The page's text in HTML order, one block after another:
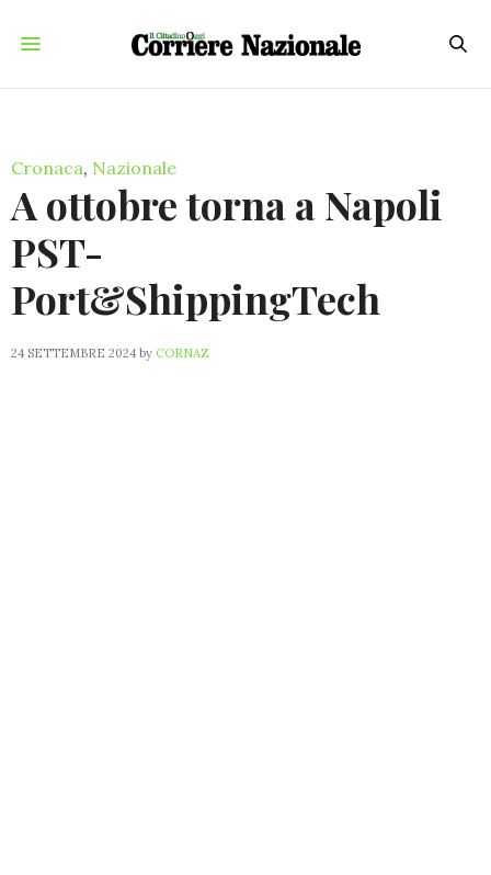
Cronaca, Nazionale
A ottobre torna a Napoli
PST-
Port&ShippingTech
24 SETTEMBRE 2024 by CORNAZ